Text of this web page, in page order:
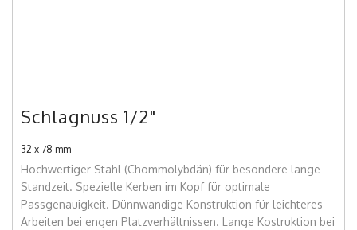
Schlagnuss 1/2"
32 x 78 mm
Hochwertiger Stahl (Chommolybdän) für besondere lange
Standzeit. Spezielle Kerben im Kopf für optimale
Passgenauigkeit. Dünnwandige Konstruktion für leichteres
Arbeiten bei engen Platzverhältnissen. Lange Kostruktion bei